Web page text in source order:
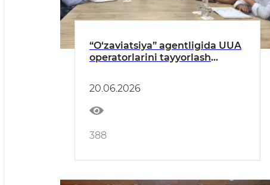
“O‘zaviatsiya” agentligida UUA
operatorlarini tayyorlash
muhokama qilindi
20.06.2026
388